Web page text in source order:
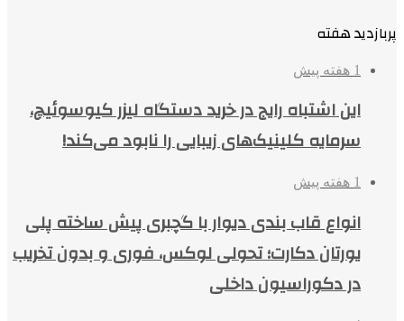
پربازدید هفته
1 هفته پیش
این اشتباه رایج در خرید دستگاه لیزر کیوسوئیچ،
سرمایه کلینیک‌های زیبایی را نابود می‌کند!
1 هفته پیش
انواع قاب بندی دیوار با گچبری پیش ساخته پلی
یورتان دکارت؛ تحولی لوکس، فوری و بدون تخریب
در دکوراسیون داخلی